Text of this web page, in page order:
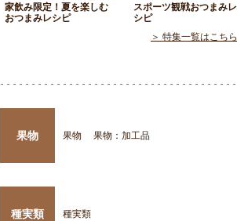
家飲み限定！夏を楽しむ
おつまみレシピ
スポーツ観戦おつまみレ
シピ
＞ 特集一覧はこちら
果物 果物 果物：加工品
種実類 種実類